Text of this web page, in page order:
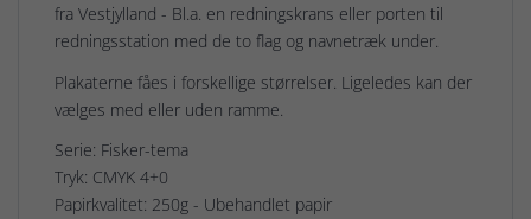
fra Vestjylland - Bl.a. en redningskrans eller porten til
redningsstation med de to flag og navnetræk under.
Plakaterne fåes i forskellige størrelser. Ligeledes kan der
vælges med eller uden ramme.
Serie: Fisker-tema
Tryk: CMYK 4+0
Papirkvalitet: 250g - Ubehandlet papir